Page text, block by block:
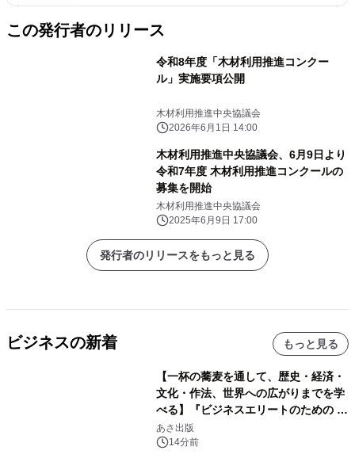
この発行者のリリース
令和8年度「木材利用推進コンクー
ル」実施要項公開
木材利用推進中央協議会
2026年6月1日 14:00
木材利用推進中央協議会、6月9日より
令和7年度 木材利用推進コンクールの
募集を開始
木材利用推進中央協議会
2025年6月9日 17:00
発行者のリリースをもっと見る
ビジネスの新着 もっと見る
【一杯の蕎麦を通して、歴史・経済・
文化・作法、世界への広がりまでを学
べる】『ビジネスエリートのための 教
養としての蕎麦』2026年8月25日
（火）発売
あさ出版
14分前